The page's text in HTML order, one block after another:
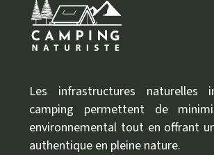
Les infrastructures naturelles
camping permettent de
environnemental tout en offrant
authentique en pleine nature.